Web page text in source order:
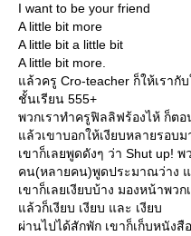
I want to be your friend
A little bit more
A little bit a little bit
A little bit more.
ล้วครู Cro-teacher ก็ให้เรากับ
ชั้นเรียน 555+
พวกเราทำครูฟิลลิฟร้องไห้ ก็ต
ล้วเขาบอกให้เงียบหลายรอบม
เขาก็เลยพูดดังๆ ว่า Shut up! พ
คน(หลายคน)พูดประมาณว่าง แ
เขาก็เลยเงียบบ้าง มองหน้าพว
ล้วก็เงียบ เงียบ และ เงียบ
ผ่านไปได้สักพัก เขาก็เก็บหนัง